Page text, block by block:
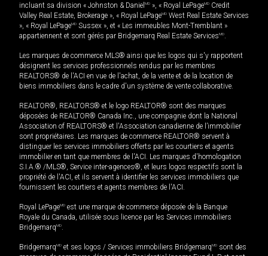
incluant sa division « Johnston & Daniel MD », « Royal LePageMD Credit
Valley Real Estate, Brokerage », « Royal LePageMD West Real Estate Services
», « Royal LePageMD Sussex », et « Les immeubles Mont-Tremblant »
appartiennent et sont gérés par Bridgemarq Real Estate ServicesMD.
Les marques de commerce MLS® ainsi que les logos qui s'y rapportent
désignent les services professionnels rendus par les membres
REALTORS® de l'ACI en vue de l'achat, de la vente et de la location de
biens immobiliers dans le cadre d'un système de vente collaborative.
REALTOR®, REALTORS® et le logo REALTOR® sont des marques
déposées de REALTOR® Canada Inc., une compagnie dont la National
Association of REALTORS® et l'Association canadienne de l’immobilier
sont propriétaires. Les marques de commerce REALTOR® servent à
distinguer les services immobiliers offerts par les courtiers et agents
immobilier en tant que membres de l'ACI. Les marques d'homologation
S.I.A.® /MLS®, Service inter-agences®, et leurs logos respectifs sont la
propriété de l'ACI, et ils servent à identifier les services immobiliers que
fournissent les courtiers et agents membres de l'ACI.
Royal LePageMD est une marque de commerce déposée de la Banque
Royale du Canada, utilisée sous licence par les Services immobiliers
BridgemarqMD.
BridgemarqMD et ses logos / Services immobiliers BridgemarqMD sont des